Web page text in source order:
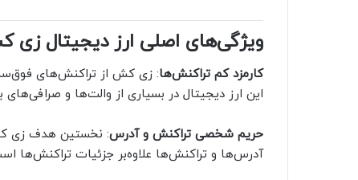
ویژگی‌های اصلی ارز دیجیتال زی
کارمزد کم تراکنش‌ها
این ارز دیجیتال در بسیاری از والت‌ها و
حریم شخصی تراکنش و آدرس: نخستین هدف زی
آدرس‌ها و تراکنش‌ها علاوه‌بر جزئیات تراکنش‌ها